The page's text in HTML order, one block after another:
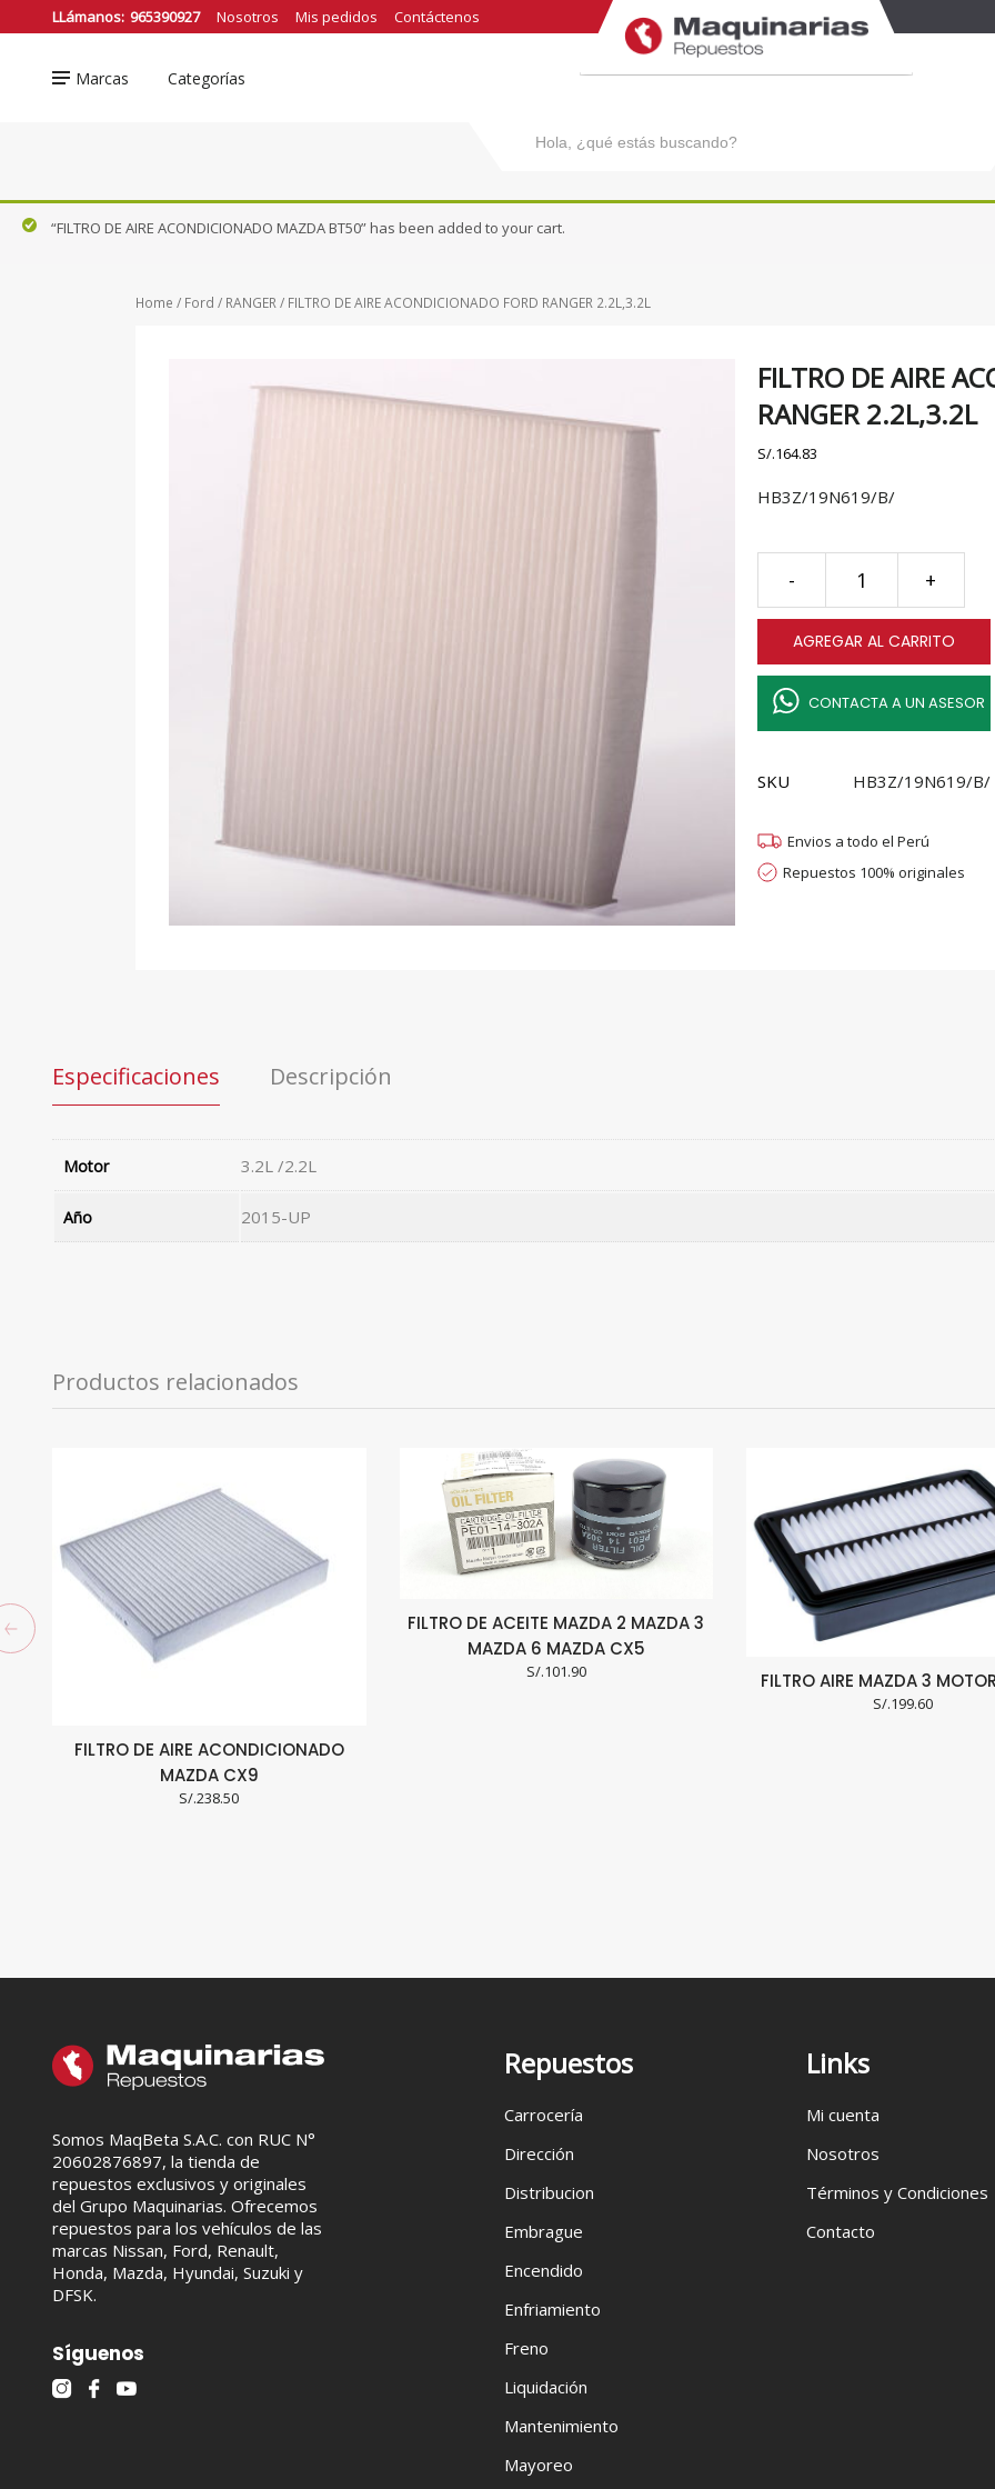
LLámanos: 965390927 Nosotros Mis pedidos Contáctenos
Marcas Categorías
productos
Ford
FRONTIER NP300
KICKS
PATHFINDER
PATROL
QASHQAI
SENTRA 1.8 - 2.0
TIIDA
VERSA N17X
“FILTRO DE AIRE ACONDICIONADO MAZDA BT50” has been added to your cart.
Home / Ford / RANGER/ FILTRO DE AIRE ACONDICIONADO FORD RANGER 2.2L,3.2L
FILTRO DE AIRE
RANGER 2.2L,3.2L
S/.164.83
HB3Z/19N619/B/
-
AIRE
ACONDICIONADO
FORD
RANGER
2.2L,3.2L
+
AGREGAR AL CARRITO
CONTACTA A UN ASESOR
SKU HB3Z/19N619/B/
Envios a todo el Perú
Repuestos 100% originales
Especificaciones Descripción
Motor 3.2L /2.2L
Año 2015-UP
Productos relacionados
FILTRO DE AIRE ACONDICIONADO
MAZDA CX9
S/.238.50
FILTRO DE ACEITE MAZDA 2 MAZDA 3
MAZDA 6 MAZDA CX5
S/.101.90 FILTRO AIRE MAZDA 3
S/.199.60
Somos MaqBeta S.A.C. con RUC N°
20602876897, la tienda de
repuestos exclusivos y originales
del Grupo Maquinarias. Ofrecemos
repuestos para los vehículos de las
marcas Nissan, Ford, Renault,
Honda, Mazda, Hyundai, Suzuki y
DFSK.
Síguenos
Repuestos
Carrocería
Dirección
Distribucion
Embrague
Encendido
Enfriamiento
Freno
Liquidación
Mantenimiento
Mayoreo
Links
Mi cuenta
Nosotros
Términos y Condiciones
Contacto